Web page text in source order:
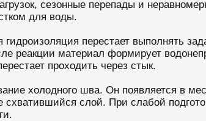
сезонные перепады и
для воды.
гидроизоляция перестает выполнять
реакции материал формирует
проходить через стык.
холодного шва. Он появляется в
схватившийся слой. При слабой